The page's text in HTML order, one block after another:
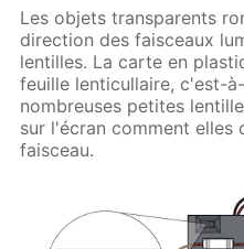
Les objets transparents
direction des faisceaux
lentilles. La carte en
feuille lenticullaire, c'est-
nombreuses petites
sur l'écran comment elles
faisceau.